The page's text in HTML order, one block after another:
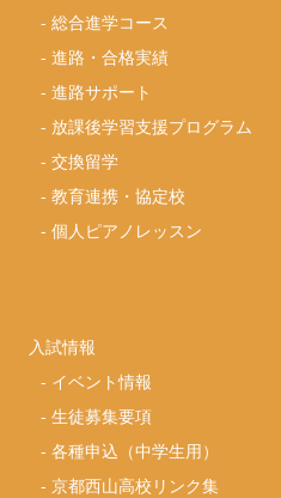
-総合進学コース
-進路・合格実績
-進路サポート
- 放課後学習支援プログラム
-交換留学
-教育連携・協定校
-個人ピアノレッスン
入試情報
- イベント情報
-生徒募集要項
-各種申込（中学生用）
-京都西山高校リンク集